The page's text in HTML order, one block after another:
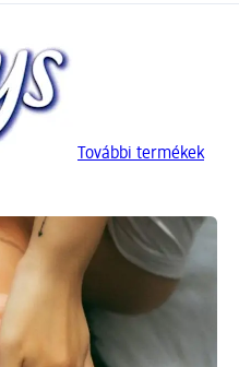
További termékek